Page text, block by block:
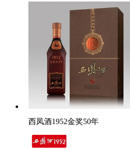
西凤酒1952金奖50年